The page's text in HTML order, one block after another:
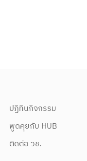
ปฏิทินกิจกรรม
พูดคุยกับ HUB
ติดต่อ วช.